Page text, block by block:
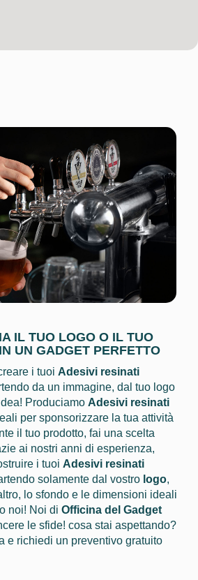
IL TUO LOGO O IL TUO
UN GADGET PERFETTO
i tuoi Adesivi resinati
da un immagine, dal tuo logo
Produciamo Adesivi resinati
per sponsorizzare la tua attività
il tuo prodotto, fai una scelta
ai nostri anni di esperienza,
i tuoi Adesivi resinati
solamente dal vostro logo,
lo sfondo e le dimensioni ideali
noi! Noi di Officina del Gadget
le sfide! cosa stai aspettando?
e richiedi un preventivo gratuito